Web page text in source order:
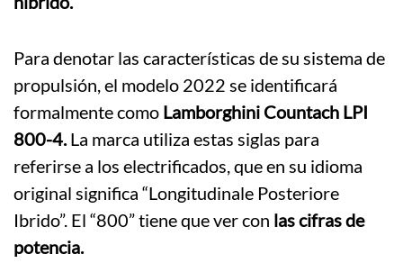
Para denotar las características de su sistema de
propulsión, el modelo 2022 se identificará
formalmente como Lamborghini Countach LPI
800-4.La marca utiliza estas siglas para
referirse a los electrificados, que en su idioma
original significa “Longitudinale Posteriore
Ibrido”. El “800” tiene que ver con las cifras de
potencia.